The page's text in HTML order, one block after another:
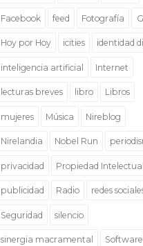
Facebook feed Fotografía
Hoy por Hoy icities identidad
inteligencia artificial Internet
lecturas breves libro Libros
mujeres Música Nireblog
Nirelandia Nobel Run
privacidad Propiedad Intelectual
publicidad Radio redes
Seguridad silencio
sinergia macramental